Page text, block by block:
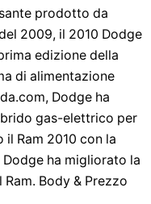
prodotto da
2009, il 2010 Dodge
edizione della
di alimentazione
Dodge ha
gas-elettrico per
Ram 2010 con la
ha migliorato la
Body & Prezzo